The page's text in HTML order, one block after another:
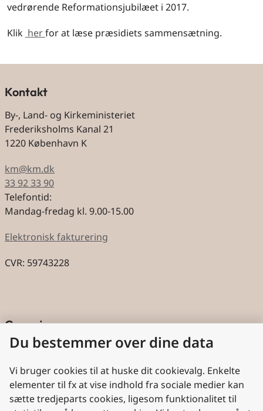
vedrørende Reformationsjubilæet i 2017.
Klik herfor at læse præsidiets sammensætning.
Kontakt
By-, Land- og Kirkeministeriet
Frederiksholms Kanal 21
1220 København K
km@km.dk
33 92 33 90
Telefontid:
Mandag-fredag kl. 9.00-15.00
Elektronisk fakturering
CVR: 59743228
Genveje
Cookies
Aktindsigt
Persondatabeskyttelse
Du bestemmer over dine data
Vi bruger cookies til at huske dit cookievalg. Enkelte
elementer til fx at vise indhold fra sociale medier kan
sætte tredjeparts cookies, ligesom funktionalitet til